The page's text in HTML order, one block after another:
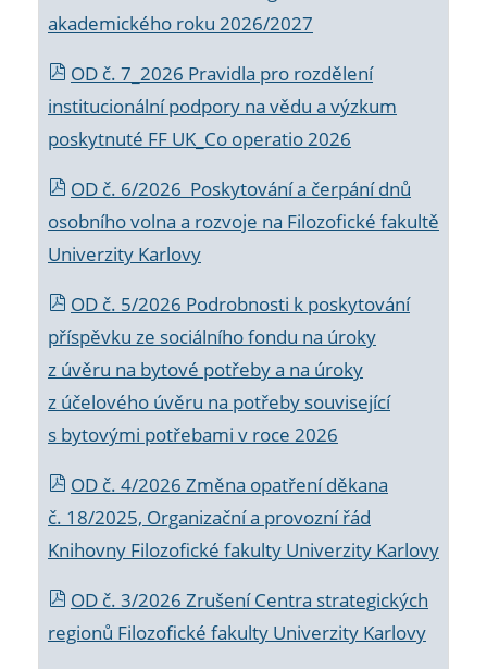
akademického roku 2026/2027
OD č. 7_2026 Pravidla pro rozdělení
institucionální podpory na vědu a výzkum
poskytnuté FF UK_Co operatio 2026
OD č. 6/2026 Poskytování a čerpání dnů
osobního volna a rozvoje na Filozofické fakultě
Univerzity Karlovy
OD č. 5/2026 Podrobnosti k poskytování
příspěvku ze sociálního fondu na úroky
z úvěru na bytové potřeby a na úroky
z účelového úvěru na potřeby související
s bytovými potřebami v roce 2026
OD č. 4/2026 Změna opatření děkana
č. 18/2025, Organizační a provozní řád
Knihovny Filozofické fakulty Univerzity Karlovy
OD č. 3/2026 Zrušení Centra strategických
regionů Filozofické fakulty Univerzity Karlovy